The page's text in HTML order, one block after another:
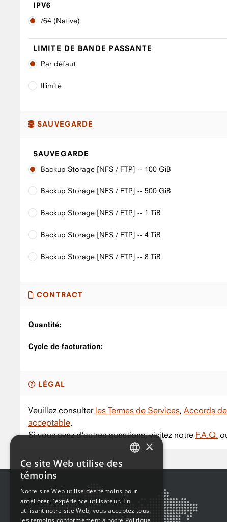
IPV6
/64 (Native)
LIMITE DE BANDE PASSANTE
Par défaut
Illimité
SAUVEGARDE
SAUVEGARDE
Backup Storage [NFS / FTP] -- 100 GiB
Backup Storage [NFS / FTP] -- 500 GiB
Backup Storage [NFS / FTP] -- 1 TiB
Backup Storage [NFS / FTP] -- 4 TiB
Backup Storage [NFS / FTP] -- 8 TiB
CONTRACT
Quantité:
Cycle de facturation:
LÉGAL
Veuillez consulter les Termes de Services, Accords
acceptable.
Si vous avez d'autres questions, visitez notre F.A.Q.
×
Ce site Web utilise des
témoins
Notre site Web utilise des témoins pour
améliorer l'expérience utilisateur. En
utilisant notre site Web, vous acceptez tous
les témoins conformément à notre Politique